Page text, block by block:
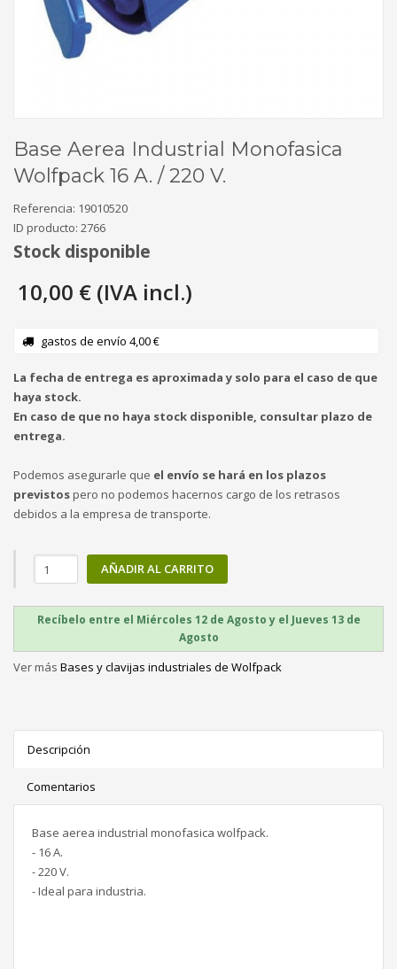
Base Aerea Industrial Monofasica
Wolfpack 16 A. / 220 V.
Referencia: 19010520
ID producto: 2766
Stock disponible
10,00 € (IVA incl.)
gastos de envío 4,00 €
La fecha de entrega es aproximada y solo para el caso de que
haya stock.
En caso de que no haya stock disponible, consultar plazo de
entrega.
Podemos asegurarle que el envío se hará en los plazos
previstospero no podemos hacernos cargo de los retrasos
debidos a la empresa de transporte.
AÑADIR AL CARRITO
Recíbelo entre el Miércoles 12 de Agosto y el Jueves 13 de
Agosto
Ver más Bases y clavijas industriales de Wolfpack
Descripción
Comentarios
Base aerea industrial monofasica wolfpack.
- 16 A.
- 220 V.
- Ideal para industria.